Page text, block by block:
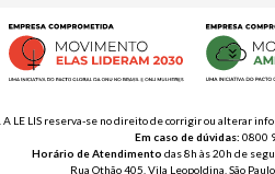
A LE LIS reserva-se no direito de corrigir ou alterar
Em caso de dúvidas: 0800
Horário de Atendimento das 8h às 20h de
Rua Othão 405, Vila Leopoldina, São